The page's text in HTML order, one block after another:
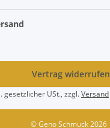
Vertrag widerrufen
gesetzlicher USt., zzgl.Versand
© Geno Schmuck 2026